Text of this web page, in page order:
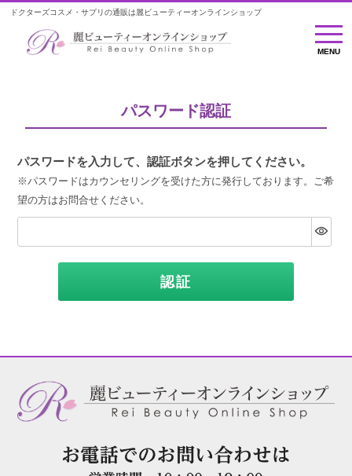
ドクターズコスメ・サプリの通販は麗ビューティーオンラインショップ
MENU
MENU
パスワード認証
パスワードを入力して、認証ボタンを押してください。
※パスワードはカウンセリングを受けた方に発行しております。ご希
望の方はお問合せください。
認証